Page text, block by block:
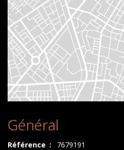
Général
Référence
7679191